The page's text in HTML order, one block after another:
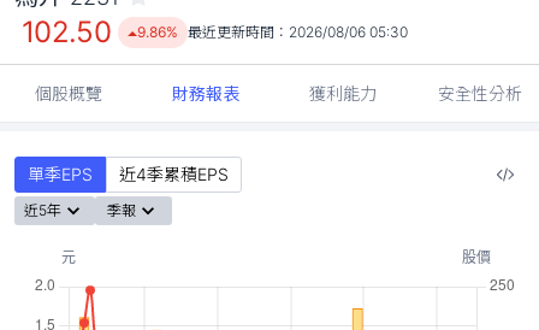
102.50 9.86% 最近更新時間： 2026/08/06 05:30
個股概覽 財務報表 獲利能力 安全性分析
單季EPS 近4季累積EPS
近5年 季報